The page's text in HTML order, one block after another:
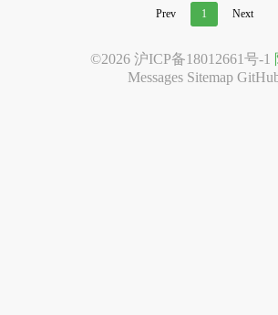
Prev 1 Next
©2026 沪ICP备18012661号-1
Messages Sitemap